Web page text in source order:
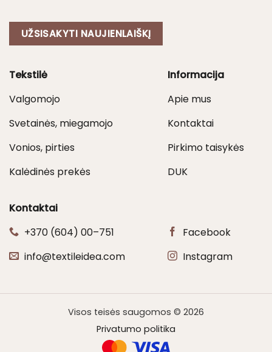
UŽSISAKYTI NAUJIENLAIŠKĮ
Tekstilė
Valgomojo
Svetainės, miegamojo
Vonios, pirties
Kalėdinės prekės
Informacija
Apie mus
Kontaktai
Pirkimo taisykės
DUK
Kontaktai
+370 (604) 00–751
info@textileidea.com
Facebook
Instagram
Visos teisės saugomos © 2026
Privatumo politika